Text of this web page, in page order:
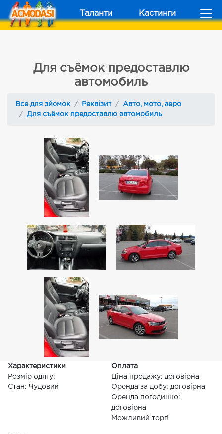
Таланти Кастинги
Для съёмок предоставлю
автомобиль
Все для зйомок Реквізит
Авто, мото, аеро
Для съёмок предоставлю автомобиль
Характеристики
Розмір одягу:
Стан: Чудовий
Оплата
Ціна продажу: договірна
Оренда за добу: договірна
Оренда погодинно:
договірна
Можливий торг!